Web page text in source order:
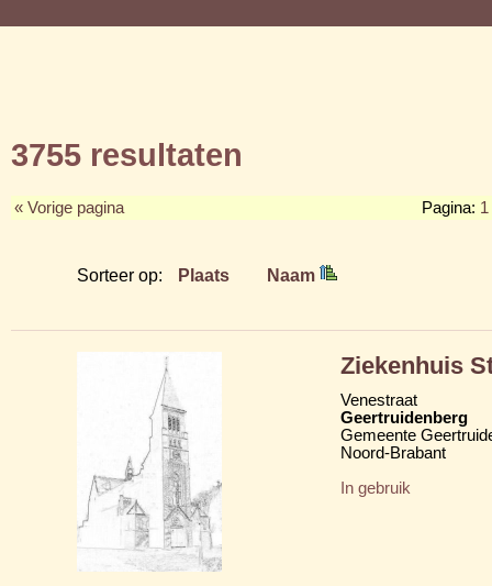
3755 resultaten
« Vorige pagina Pagina: 1
Sorteer op: Plaats Naam
Ziekenhuis
Venestraat
Geertruidenberg
Gemeente
Noord-Brabant
In gebruik